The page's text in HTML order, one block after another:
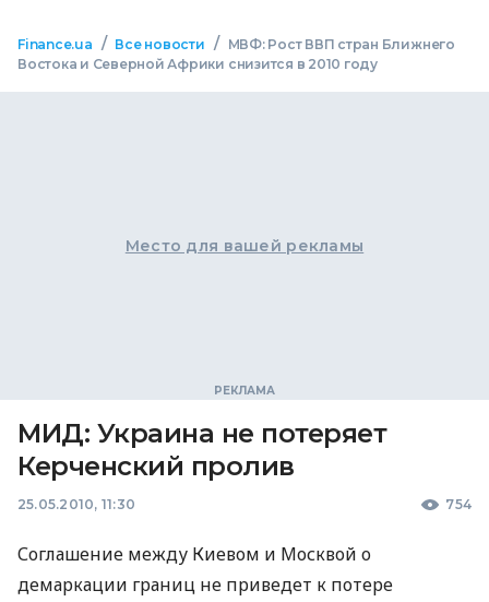
Finance.ua / Все новости /
МВФ: Рост ВВП стран Ближнего
Востока и Северной Африки снизится в 2010 году
Место для вашей рекламы
МИД: Украина не потеряет
Керченский пролив
25.05.2010, 11:30 754
Соглашение между Киевом и Москвой о
демаркации границ не приведет к потере